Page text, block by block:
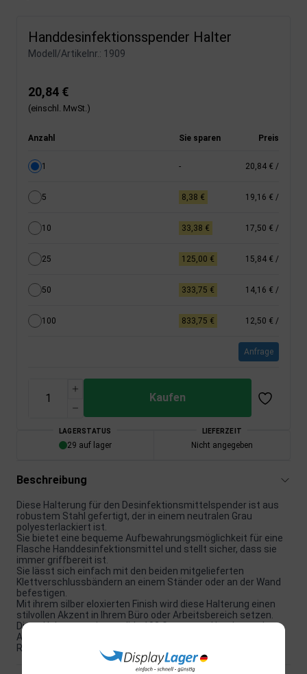
Handdesinfektionsspender Halter
Modell/Artikelnr.: 1909
20,84 €
(einschl. MwSt.)
Anzahl Sie sparen Preis
1 - 20,84 € /
5 8,38 € 19,16 € /
10 33,38 € 17,50 € /
25 125,00 € 15,84 € /
50 333,75 € 14,16 € /
100 833,75 € 12,50 € /
Anfrage
Kaufen
LAGERSTATUS
29 auf lager
LIEFERZEIT
Nicht angegeben
Beschreibung
Diese Halterung für den Desinfektionsmittelspender ist aus
robustem Stahl gefertigt, der in einem neutralen Grau
polyesterlackiert ist.
Sie bietet eine bequeme Aufbewahrungsmöglichkeit für eine
Flasche Handdesinfektionsmittel und stellt sicher, dass sie
immer griffbereit ist.
Sie lässt sich einfach mit den beiden mitgelieferten
Klettverschlussbändern an einem Ständer oder an der Wand
befestigen.
Mit ihrem silber eloxierten Finish wird diese Halterung einen
stilvollen Akzent in Ihrem Büro oder Arbeitsbereich setzen.
Diese Halterung wiegt solide 102 Gramm und hat kompakte
Abmessungen von 11 x 25 x 11 cm, was sie ideal für jeden
Raum macht.